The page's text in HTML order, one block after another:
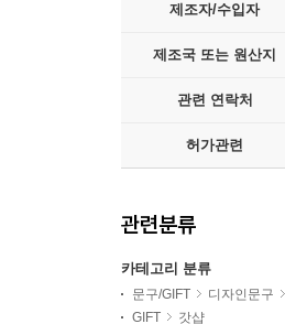
제조자/수입자
제조국 또는 원산지
관련 연락처
허가관련
관련분류
카테고리 분류
문구/GIFT 디자인문구
GIFT
갓샵